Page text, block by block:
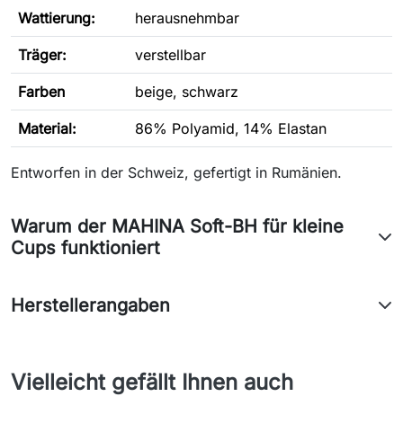
Wattierung: herausnehmbar
Träger: verstellbar
Farben beige, schwarz
Material: 86% Polyamid, 14% Elastan
Entworfen in der Schweiz, gefertigt in Rumänien.
Warum der MAHINA Soft-BH für kleine
Cups funktioniert
Herstellerangaben
Vielleicht gefällt Ihnen auch